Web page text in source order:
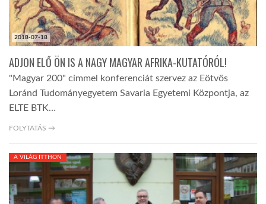
AFRIKA TUDÁSTÁR
A NAP SZÉPE
LINKTR.EE
DOBRAVERO.HU
LATIMO.HU
2018-07-18
ADJON ELŐ ÖN IS A NAGY MAGYAR AFRIKA-KUTATÓRÓL!
"Magyar 200" címmel konferenciát szervez az Eötvös
Loránd Tudományegyetem Savaria Egyetemi Központja, az
ELTE BTK…
FOLYTATÁS →
A VILÁG ITTHON